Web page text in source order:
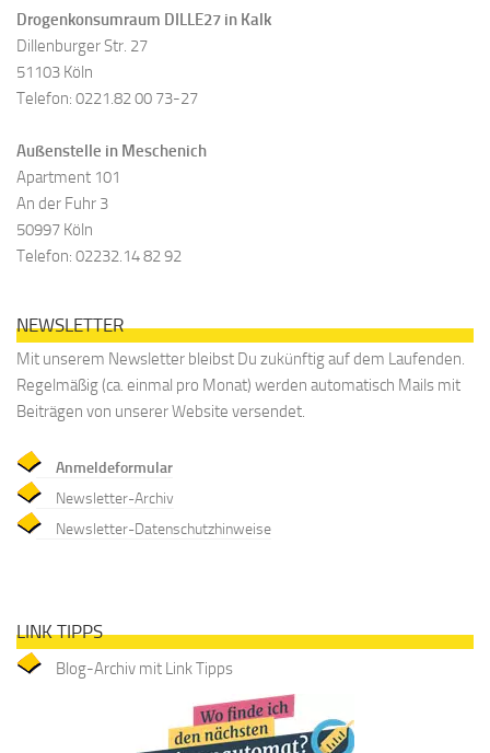
Drogenkonsumraum DILLE27 in Kalk
Dillenburger Str. 27
51103 Köln
Telefon: 0221.82 00 73-27
Außenstelle in Meschenich
Apartment 101
An der Fuhr 3
50997 Köln
Telefon: 02232.14 82 92
NEWSLETTER
Mit unserem Newsletter bleibst Du zukünftig auf dem Laufenden.
Regelmäßig (ca. einmal pro Monat) werden automatisch Mails mit
Beiträgen von unserer Website versendet.
Anmeldeformular
Newsletter-Archiv
Newsletter-Datenschutzhinweise
LINK TIPPS
Blog-Archiv mit Link Tipps